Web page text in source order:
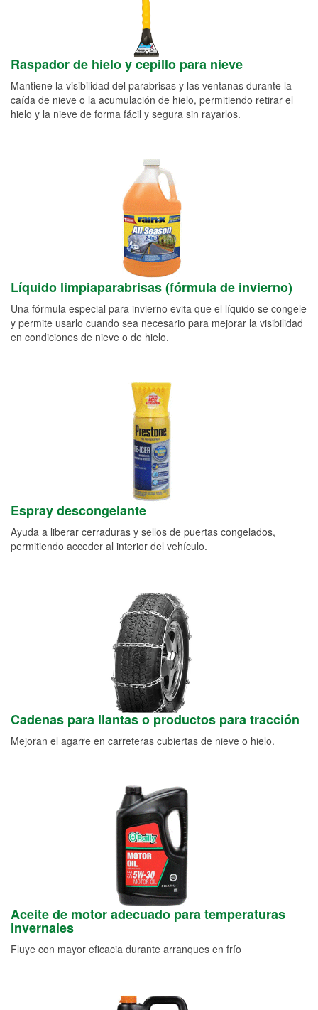
Raspador de hielo y cepillo para nieve
Mantiene la visibilidad del parabrisas y las ventanas durante la
caída de nieve o la acumulación de hielo, permitiendo retirar el
hielo y la nieve de forma fácil y segura sin rayarlos.
Líquido limpiaparabrisas (fórmula de invierno)
Una fórmula especial para invierno evita que el líquido se congele
y permite usarlo cuando sea necesario para mejorar la visibilidad
en condiciones de nieve o de hielo.
Espray descongelante
Ayuda a liberar cerraduras y sellos de puertas congelados,
permitiendo acceder al interior del vehículo.
Cadenas para llantas o productos para tracción
Mejoran el agarre en carreteras cubiertas de nieve o hielo.
Aceite de motor adecuado para temperaturas
invernales
Fluye con mayor eficacia durante arranques en frío